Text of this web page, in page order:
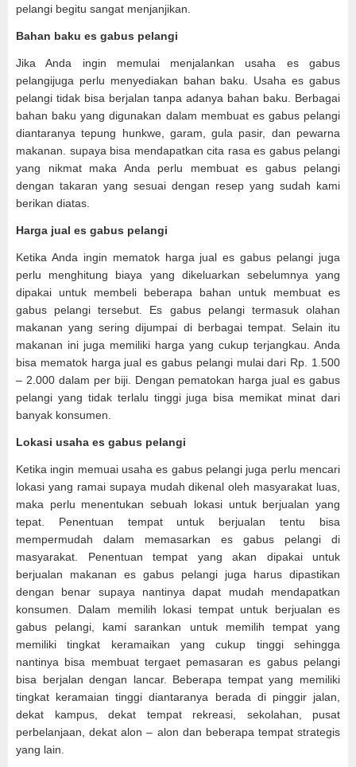
pelangi begitu sangat menjanjikan.
Bahan baku es gabus pelangi
Jika Anda ingin memulai menjalankan usaha es gabus
pelangijuga perlu menyediakan bahan baku. Usaha es gabus
pelangi tidak bisa berjalan tanpa adanya bahan baku. Berbagai
bahan baku yang digunakan dalam membuat es gabus pelangi
diantaranya tepung hunkwe, garam, gula pasir, dan pewarna
makanan. supaya bisa mendapatkan cita rasa es gabus pelangi
yang nikmat maka Anda perlu membuat es gabus pelangi
dengan takaran yang sesuai dengan resep yang sudah kami
berikan diatas.
Harga jual es gabus pelangi
Ketika Anda ingin mematok harga jual es gabus pelangi juga
perlu menghitung biaya yang dikeluarkan sebelumnya yang
dipakai untuk membeli beberapa bahan untuk membuat es
gabus pelangi tersebut. Es gabus pelangi termasuk olahan
makanan yang sering dijumpai di berbagai tempat. Selain itu
makanan ini juga memiliki harga yang cukup terjangkau. Anda
bisa mematok harga jual es gabus pelangi mulai dari Rp. 1.500
– 2.000 dalam per biji. Dengan pematokan harga jual es gabus
pelangi yang tidak terlalu tinggi juga bisa memikat minat dari
banyak konsumen.
Lokasi usaha es gabus pelangi
Ketika ingin memuai usaha es gabus pelangi juga perlu mencari
lokasi yang ramai supaya mudah dikenal oleh masyarakat luas,
maka perlu menentukan sebuah lokasi untuk berjualan yang
tepat. Penentuan tempat untuk berjualan tentu bisa
mempermudah dalam memasarkan es gabus pelangi di
masyarakat. Penentuan tempat yang akan dipakai untuk
berjualan makanan es gabus pelangi juga harus dipastikan
dengan benar supaya nantinya dapat mudah mendapatkan
konsumen. Dalam memilih lokasi tempat untuk berjualan es
gabus pelangi, kami sarankan untuk memilih tempat yang
memiliki tingkat keramaikan yang cukup tinggi sehingga
nantinya bisa membuat tergaet pemasaran es gabus pelangi
bisa berjalan dengan lancar. Beberapa tempat yang memiliki
tingkat keramaian tinggi diantaranya berada di pinggir jalan,
dekat kampus, dekat tempat rekreasi, sekolahan, pusat
perbelanjaan, dekat alon – alon dan beberapa tempat strategis
yang lain.